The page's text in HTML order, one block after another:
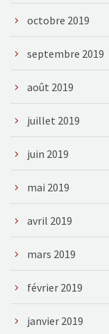
octobre 2019
septembre 2019
août 2019
juillet 2019
juin 2019
mai 2019
avril 2019
mars 2019
février 2019
janvier 2019